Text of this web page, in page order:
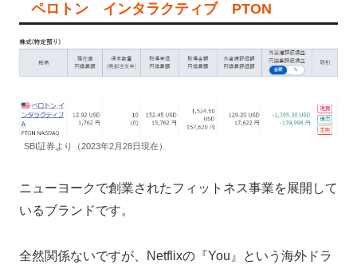
ペロトン インタラクティブ PTON
SBI証券より（2023年2月28日現在）
ニューヨークで創業されたフィットネス事業を展開して
いるブランドです。
全然関係ないですが、Netflixの『You』という海外ドラ